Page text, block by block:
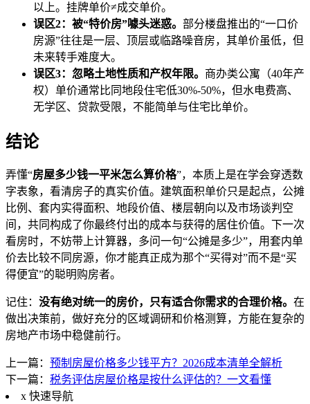
以上。挂牌单价≠成交单价。
误区2：被“特价房”噱头迷惑。 部分楼盘推出的“一口价
房源”往往是一层、顶层或临路噪音房，其单价虽低，但
未来转手难度大。
误区3：忽略土地性质和产权年限。 商办类公寓（40年产
权）单价通常比同地段住宅低30%-50%，但水电费高、
无学区、贷款受限，不能简单与住宅比单价。
结论
弄懂“房屋多少钱一平米怎么算价格”，本质上是在学会穿透数
字表象，看清房子的真实价值。建筑面积单价只是起点，公摊
比例、套内实得面积、地段价值、楼层朝向以及市场谈判空
间，共同构成了你最终付出的成本与获得的居住价值。下一次
看房时，不妨带上计算器，多问一句“公摊是多少”，用套内单
价去比较不同房源，你才能真正成为那个“买得对”而不是“买
得便宜”的聪明购房者。
记住： 没有绝对统一的房价，只有适合你需求的合理价格。 在
做出决策前，做好充分的区域调研和价格测算，方能在复杂的
房地产市场中稳健前行。
上一篇： 预制房屋价格多少钱平方？2026成本清单全解析
下一篇： 税务评估房屋价格是按什么评估的？一文看懂
x 快速导航